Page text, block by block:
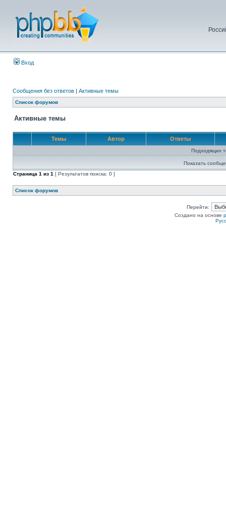
Вход
Сообщения без ответов | Активные темы
Список форумов
Активные темы
Темы Автор Ответы
Подходящих
Показать
Страница 1 из 1 [ Результатов поиска: 0 ]
Список форумов
Перейти:
Создано на основе